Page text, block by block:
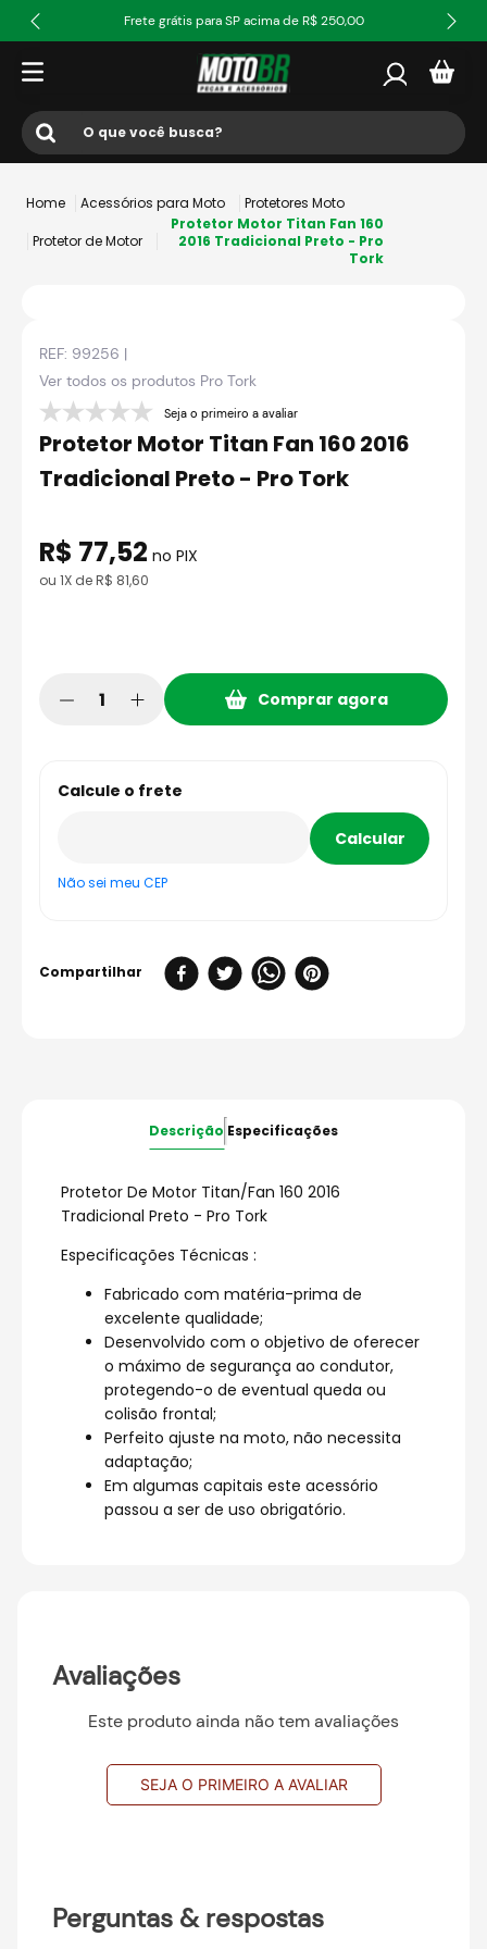
Frete grátis para SP acima de R$ 250,00
O que você busca?
5º capacete ls2
6 º jaqueta
7º bau
8 º axxis fenix
10º race tech
Acessórios para Moto Protetores Moto
Protetor de Motor
Protetor Motor Titan Fan 160
2016 Tradicional Preto - Pro
Tork
REF: 99256 |
Ver todos os produtos Pro Tork
Seja o primeiro a avaliar
Protetor Motor Titan Fan 160 2016
Tradicional Preto - Pro Tork
R$ 77,52 no PIX
ou 1X deR$ 81,60
Comprar agora
Não sei meu CEP
Descrição Especificações
Protetor De Motor Titan/Fan 160 2016
Tradicional Preto - Pro Tork
Especificações Técnicas :
Fabricado com matéria-prima de
excelente qualidade;
Desenvolvido com o objetivo de oferecer
o máximo de segurança ao condutor,
protegendo-o de eventual queda ou
colisão frontal;
Perfeito ajuste na moto, não necessita
adaptação;
Em algumas capitais este acessório
passou a ser de uso obrigatório.
Avaliações
Este produto ainda não tem avaliações
SEJA O PRIMEIRO A AVALIAR
Perguntas & respostas